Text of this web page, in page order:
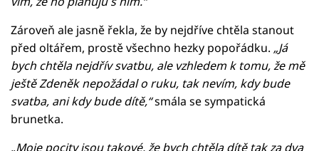
Zároveň ale jasně řekla, že by nejdříve chtěla stanout
před oltářem, prostě všechno hezky popořádku. „Já
bych chtěla nejdřív svatbu, ale vzhledem k tomu, že mě
ještě Zdeněk nepožádal o ruku, tak nevím, kdy bude
svatba, ani kdy bude dítě,“smála se sympatická
brunetka.
„Moje pocity jsou takové, že bych chtěla dítě tak za dva